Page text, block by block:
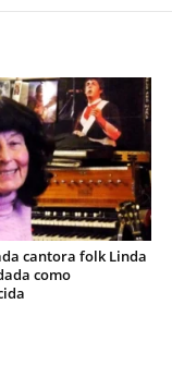
cantora folk Linda
como